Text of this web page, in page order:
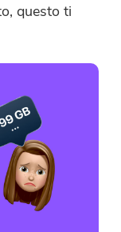
questo ti